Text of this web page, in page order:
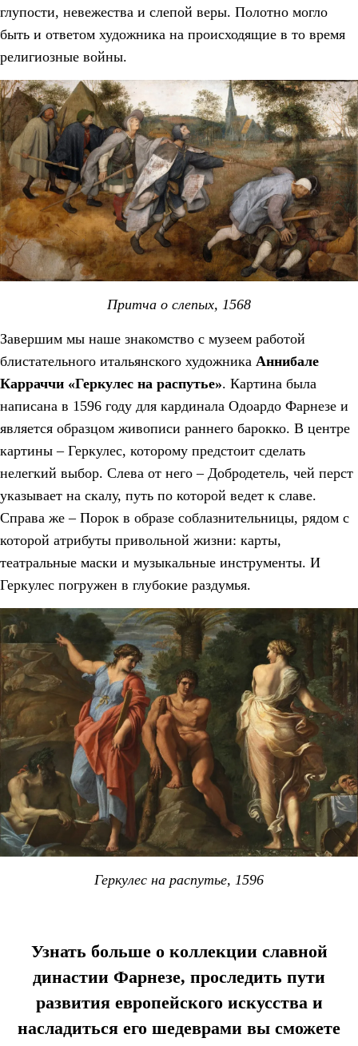
глупости, невежества и слепой веры. Полотно могло
быть и ответом художника на происходящие в то время
религиозные войны.
Притча о слепых, 1568
Завершим мы наше знакомство с музеем работой
блистательного итальянского художника Аннибале
Карраччи «Геркулес на распутье». Картина была
написана в 1596 году для кардинала Одоардо Фарнезе и
является образцом живописи раннего барокко. В центре
картины – Геркулес, которому предстоит сделать
нелегкий выбор. Слева от него – Добродетель, чей перст
указывает на скалу, путь по которой ведет к славе.
Справа же – Порок в образе соблазнительницы, рядом с
которой атрибуты привольной жизни: карты,
театральные маски и музыкальные инструменты. И
Геркулес погружен в глубокие раздумья.
Геркулес на распутье, 1596
Узнать больше о коллекции славной
династии Фарнезе, проследить пути
развития европейского искусства и
насладиться его шедеврами вы сможете